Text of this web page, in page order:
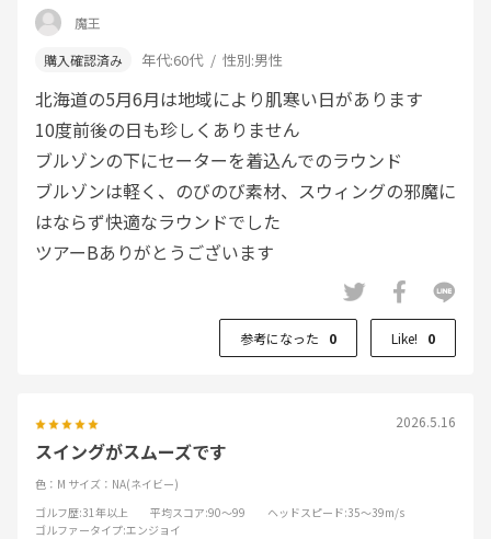
魔王
年代:60代 性別:男性
北海道の5月6月は地域により肌寒い日があります
10度前後の日も珍しくありません
ブルゾンの下にセーターを着込んでのラウンド
ブルゾンは軽く、のびのび素材、スウィングの邪魔に
はならず快適なラウンドでした
ツアーBありがとうございます
参考になった 0 Like! 0
2026.5.16
スイングがスムーズです
色：M サイズ：NA(ネイビー)
ゴルフ歴:31年以上 平均スコア:90～99 ヘッドスピード:35～39m/s
ゴルファータイプ:エンジョイ